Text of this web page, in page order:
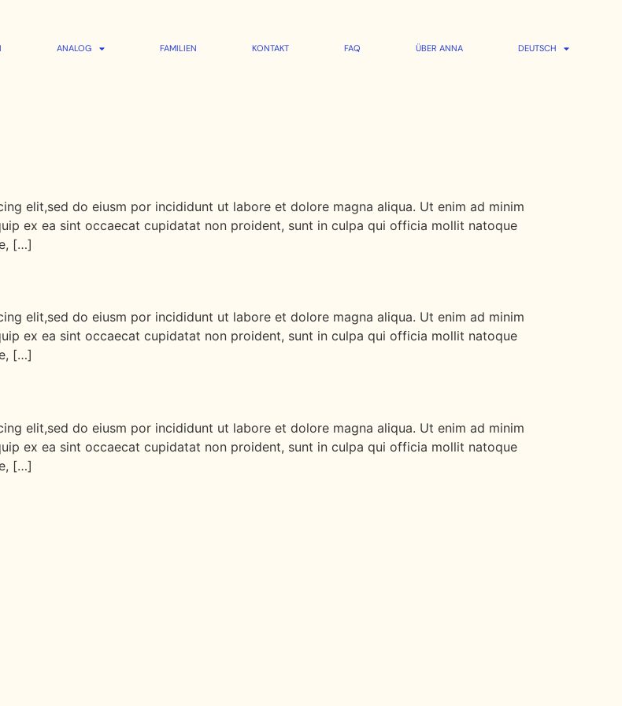
ANALOG FAMILIEN KONTAKT FAQ ÜBER ANNA DEUTSCH
elit,sed do eiusm por incididunt ut labore et dolore magna aliqua. Ut enim ad minim
ex ea sint occaecat cupidatat non proident, sunt in culpa qui officia mollit natoque
[…]
elit,sed do eiusm por incididunt ut labore et dolore magna aliqua. Ut enim ad minim
ex ea sint occaecat cupidatat non proident, sunt in culpa qui officia mollit natoque
[…]
elit,sed do eiusm por incididunt ut labore et dolore magna aliqua. Ut enim ad minim
ex ea sint occaecat cupidatat non proident, sunt in culpa qui officia mollit natoque
[…]